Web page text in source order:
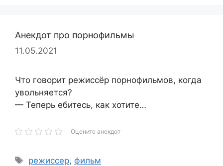
Анекдот про порнофильмы
11.05.2021
Что говорит режиссёр порнофильмов, когда
увольняется?
— Теперь ебитесь, как хотите…
Оцените анекдот
Метки
режиссер, фильм